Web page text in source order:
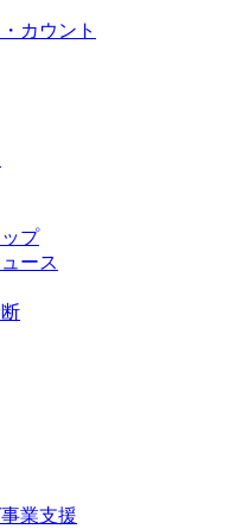
カウント
プ
ース
業支援